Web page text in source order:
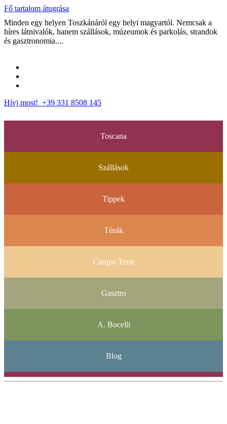
Fő tartalom átugrása
Minden egy helyen Toszkánáról egy helyi magyartól. Nemcsak a
híres látnivalók, hanem szállások, múzeumok és parkolás, strandok
és gasztronomia....
Hívj most! +39 331 8508 145
Toscana
Szállások
Tippek
Túrák
Cinque Terre
Gasztro
A. Bocelli
Blog